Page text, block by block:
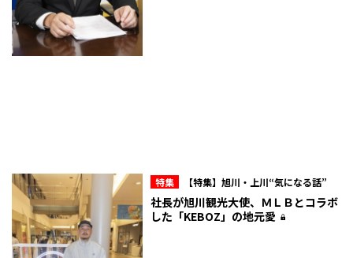
特集 【特集】旭川・上川“気になる話”
社長が旭川観光大使、ＭＬＢとコラボ
した「KEBOZ」の地元愛